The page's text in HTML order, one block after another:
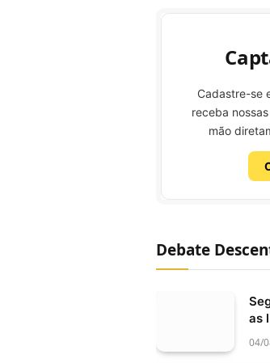
Cadastre-se
receba
mão
Debate
as
04/